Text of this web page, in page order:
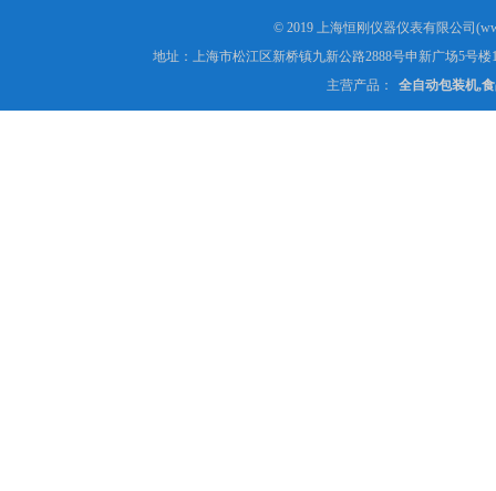
© 2019 上海恒刚仪器仪表有限公司
地址：上海市松江区新桥镇九新公路2888号申新广场5号楼
主营产品：
全自动包装机,